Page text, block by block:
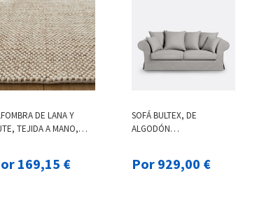
DE LANA Y
TEJIDA A MANO,
Por 169,15 €
SOFÁ BULTEX, DE
ALGODÓN
Por 929,00 €